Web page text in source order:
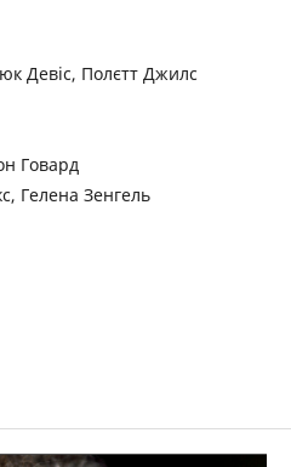
Девіс, Полєтт Джилс
Говард
Гелена Зенгель